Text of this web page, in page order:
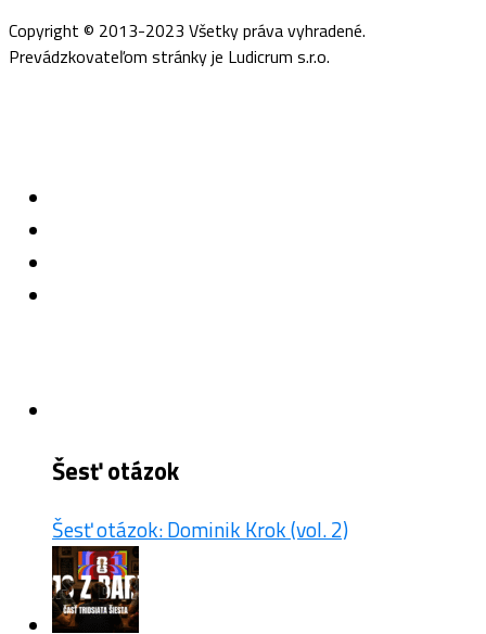
Copyright © 2013-2023 Všetky práva vyhradené.
Prevádzkovateľom stránky je Ludicrum s.r.o.
Šesť otázok
Šesť otázok: Dominik Krok (vol. 2)